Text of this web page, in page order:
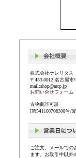
株式会社ケレリタス
〒453-0012 名古屋市
mail:shop@arcp.jp
お問い合せフォーム
古物商許可証
[第541160708300号/
ご注文、メールでの
ます。お取引中以外